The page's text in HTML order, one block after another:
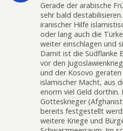
Gerade der arabische
sehr bald
iranischer Hilfe
oder lang auch die
weiter einschlagen und
Damit ist die Südflanke
vor den
und der Kosovo
islamischer Macht, aus
enorm viel Geld dorthin.
Gotteskrieger
bereits festgestellt
weitere Kriege und